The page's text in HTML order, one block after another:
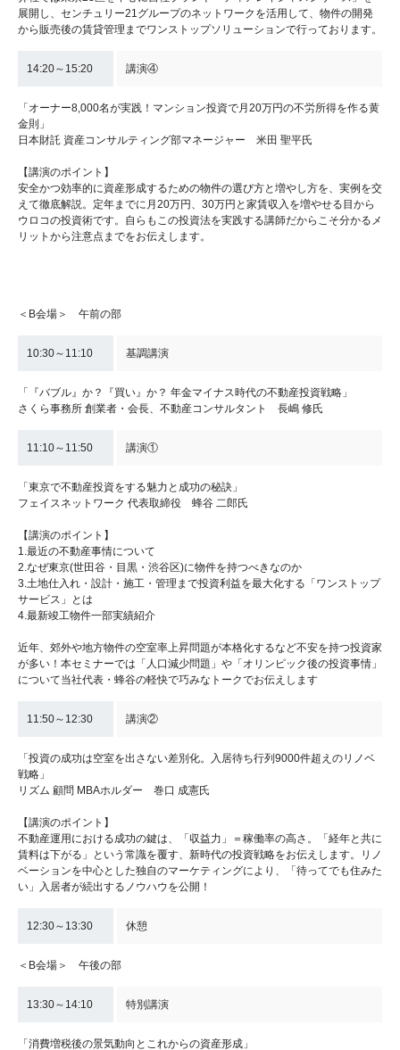
展開し、センチュリー21グループのネットワークを活用して、物件の開発
から販売後の賃貸管理までワンストップソリューションで行っております。
14:20～15:20 講演④
「オーナー8,000名が実践！マンション投資で月20万円の不労所得を作る黄
金則」
日本財託 資産コンサルティング部マネージャー 米田 聖平氏
【講演のポイント】
安全かつ効率的に資産形成するための物件の選び方と増やし方を、実例を交
えて徹底解説。定年までに月20万円、30万円と家賃収入を増やせる目から
ウロコの投資術です。自らもこの投資法を実践する講師だからこそ分かるメ
リットから注意点までをお伝えします。
＜B会場＞ 午前の部
10:30～11:10 基調講演
「『バブル』か？『買い』か？ 年金マイナス時代の不動産投資戦略」
さくら事務所 創業者・会長、不動産コンサルタント 長嶋 修氏
11:10～11:50 講演①
「東京で不動産投資をする魅力と成功の秘訣」
フェイスネットワーク 代表取締役 蜂谷 二郎氏
【講演のポイント】
1.最近の不動産事情について
2.なぜ東京(世田谷・目黒・渋谷区)に物件を持つべきなのか
3.土地仕入れ・設計・施工・管理まで投資利益を最大化する「ワンストップ
サービス」とは
4.最新竣工物件一部実績紹介
近年、郊外や地方物件の空室率上昇問題が本格化するなど不安を持つ投資家
が多い！本セミナーでは「人口減少問題」や「オリンピック後の投資事情」
について当社代表・蜂谷の軽快で巧みなトークでお伝えします
11:50～12:30 講演②
「投資の成功は空室を出さない差別化。入居待ち行列9000件超えのリノベ
戦略」
リズム 顧問 MBAホルダー 巻口 成憲氏
【講演のポイント】
不動産運用における成功の鍵は、「収益力」＝稼働率の高さ。「経年と共に
賃料は下がる」という常識を覆す、新時代の投資戦略をお伝えします。リノ
ベーションを中心とした独自のマーケティングにより、「待ってでも住みた
い」入居者が続出するノウハウを公開！
12:30～13:30 休憩
＜B会場＞ 午後の部
13:30～14:10 特別講演
「消費増税後の景気動向とこれからの資産形成」